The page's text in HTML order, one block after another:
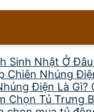
Sinh Nhật Ở
Chiên Nhúng
Điện Là Gì?
Chọn Tủ Trưng